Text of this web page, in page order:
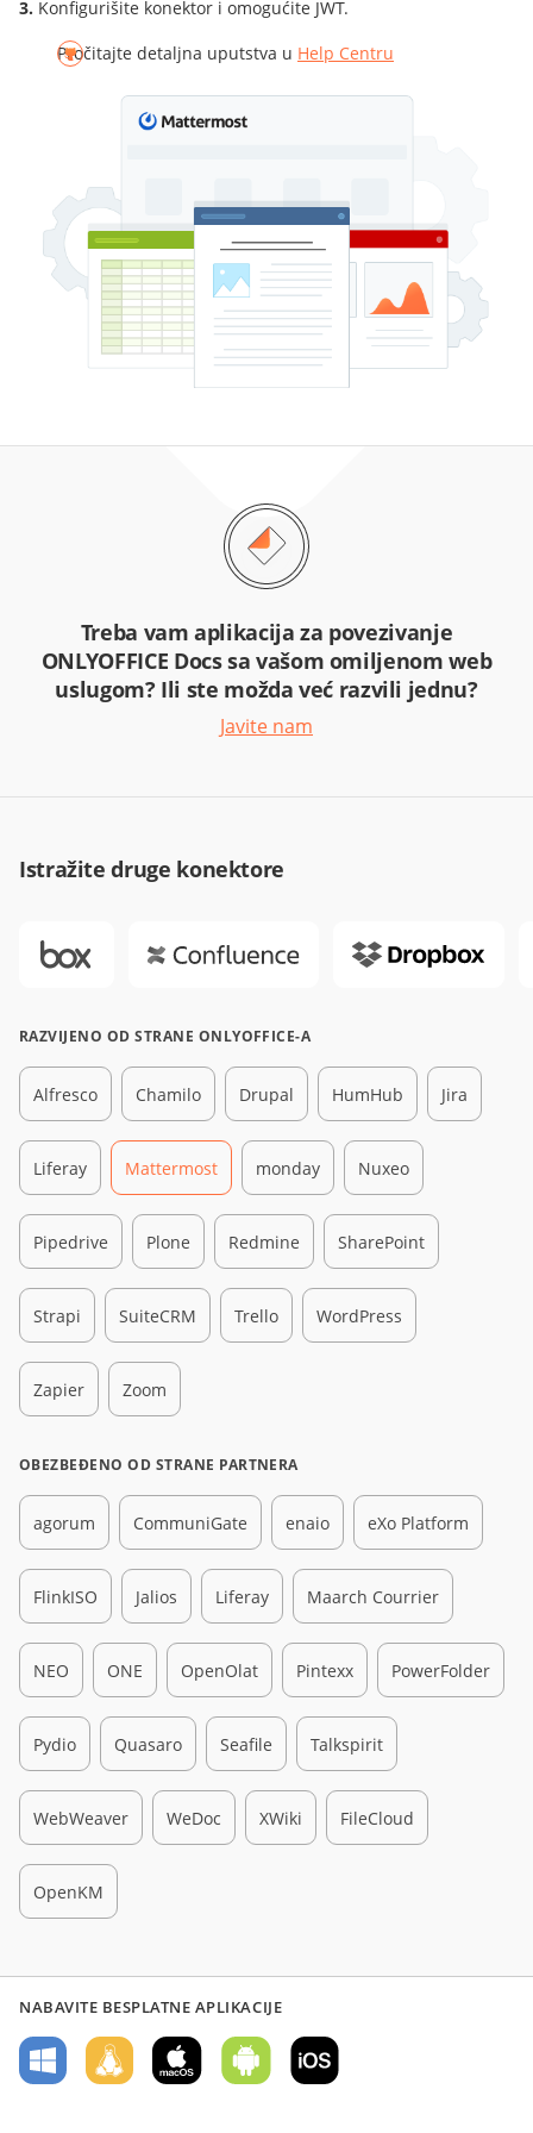
Konfigurišite konektor i omogućite JWT.
Pročitajte detaljna uputstva u Help Centru
Treba vam aplikacija za povezivanje
ONLYOFFICE Docs sa vašom omiljenom web
uslugom? Ili ste možda već razvili jednu?
Javite nam
Istražite druge konektore
RAZVIJENO OD STRANE ONLYOFFICE-A
Alfresco Chamilo Drupal HumHub Jira
Liferay Mattermost monday Nuxeo
Pipedrive Plone Redmine SharePoint
Strapi SuiteCRM Trello WordPress
Zapier Zoom
OBEZBEĐENO OD STRANE PARTNERA
agorum CommuniGate enaio eXo Platform
FlinkISO Jalios Liferay Maarch Courrier
NEO ONE OpenOlat Pintexx PowerFolder
Pydio Quasaro Seafile Talkspirit
WebWeaver WeDoc XWiki FileCloud
OpenKM
NABAVITE BESPLATNE APLIKACIJE